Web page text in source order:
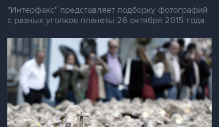
"Интерфакс" представляет подборку фотографий
с разных уголков планеты 26 октября 2015 года